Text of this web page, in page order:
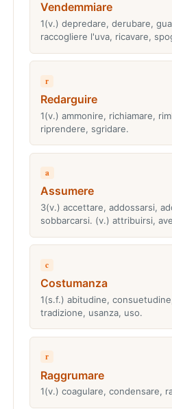
Vendemmiare
1(v.) depredare, derubare,
raccogliere l'uva, ricavare,
r
Redarguire
1(v.) ammonire, richiamare,
riprendere, sgridare.
a
Assumere
3(v.) accettare, addossarsi,
sobbarcarsi. (v.) attribuirsi,
c
Costumanza
1(s.f.) abitudine,
tradizione, usanza, uso.
r
Raggrumare
1(v.) coagulare, condensare,